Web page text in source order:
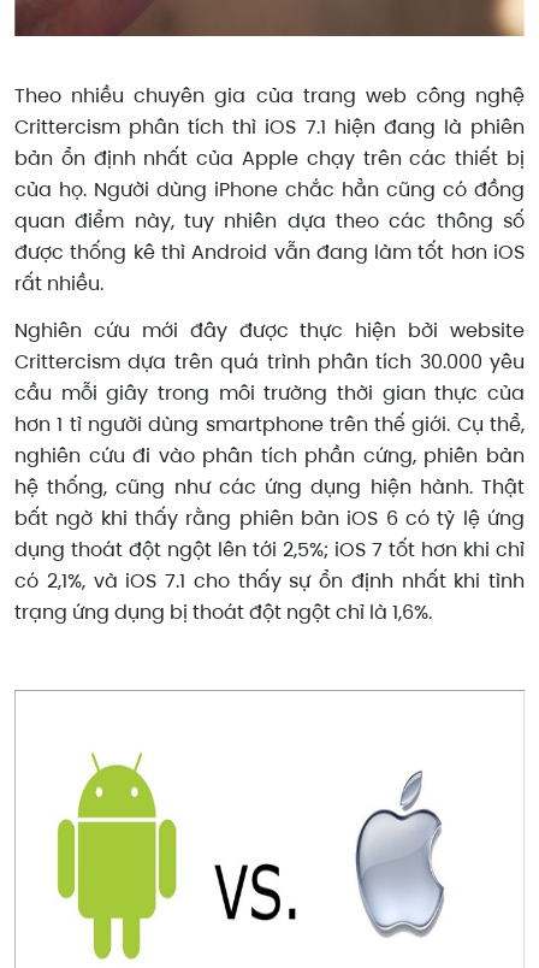
Theo nhiều chuyên gia của trang web công nghệ
Crittercism phân tích thì iOS 7.1 hiện đang là phiên
bản ổn định nhất của Apple chạy trên các thiết bị
của họ. Người dùng iPhone chắc hẳn cũng có đồng
quan điểm này, tuy nhiên dựa theo các thông số
được thống kê thì Android vẫn đang làm tốt hơn iOS
rất nhiều.
Nghiên cứu mới đây được thực hiện bởi website
Crittercism dựa trên quá trình phân tích 30.000 yêu
cầu mỗi giây trong môi trường thời gian thực của
hơn 1 tỉ người dùng smartphone trên thế giới. Cụ thể,
nghiên cứu đi vào phân tích phần cứng, phiên bản
hệ thống, cũng như các ứng dụng hiện hành. Thật
bất ngờ khi thấy rằng phiên bản iOS 6 có tỷ lệ ứng
dụng thoát đột ngột lên tới 2,5%; iOS 7 tốt hơn khi chỉ
có 2,1%, và iOS 7.1 cho thấy sự ổn định nhất khi tình
trạng ứng dụng bị thoát đột ngột chỉ là 1,6%.